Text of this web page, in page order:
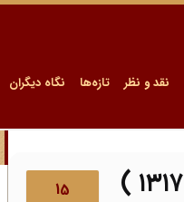
نقد و نظر تازه‌ها نگاه دیگران
15